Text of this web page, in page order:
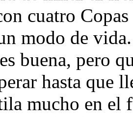
cuatro
modo de
buena, pero
hasta que
mucho en el